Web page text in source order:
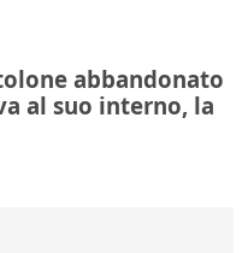
abbandonato
al suo interno, la